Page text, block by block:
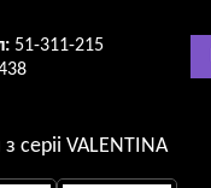
51-311-215
серii VALENTINA